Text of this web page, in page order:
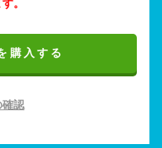
購入する
認